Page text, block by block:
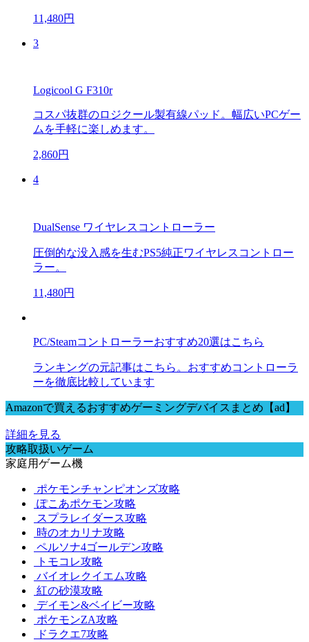
11,480円
3
Logicool G F310r
コスパ抜群のロジクール製有線パッド。幅広いPCゲー
ムを手軽に楽しめます。
2,860円
4
DualSense ワイヤレスコントローラー
圧倒的な没入感を生むPS5純正ワイヤレスコントロー
ラー。
11,480円
PC/Steamコントローラーおすすめ20選はこちら
ランキングの元記事はこちら。おすすめコントローラ
ーを徹底比較しています
Amazonで買えるおすすめゲーミングデバイスまとめ【ad】
詳細を見る
攻略取扱いゲーム
家庭用ゲーム機
ポケモンチャンピオンズ攻略
ぽこあポケモン攻略
スプラレイダース攻略
時のオカリナ攻略
ペルソナ4ゴールデン攻略
トモコレ攻略
バイオレクイエム攻略
紅の砂漠攻略
デイモン&ベイビー攻略
ポケモンZA攻略
ドラクエ7攻略